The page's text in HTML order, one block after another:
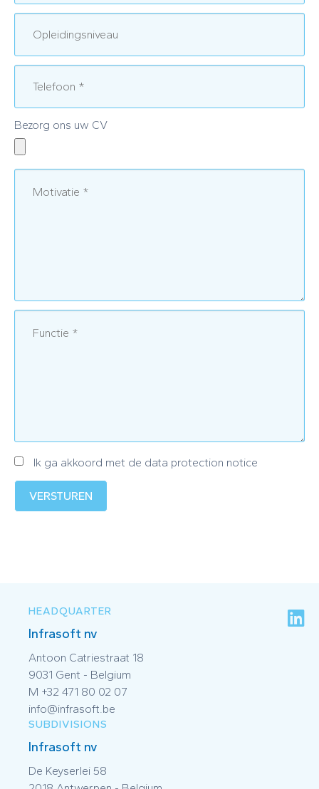
Bezorg ons uw CV
Ik ga akkoord met de data protection notice
VERSTUREN
HEADQUARTER
Infrasoft nv
Antoon Catriestraat 18
9031 Gent - Belgium
M +32 471 80 02 07
info@infrasoft.be
SUBDIVISIONS
Infrasoft nv
De Keyserlei 58